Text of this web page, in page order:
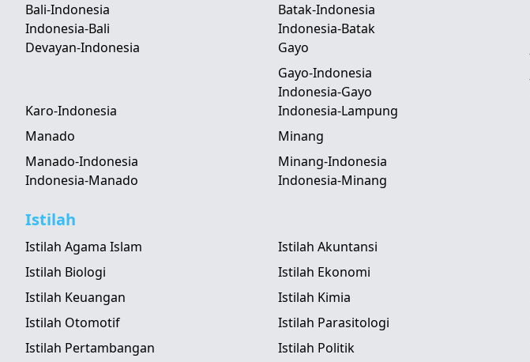
Bali-Indonesia
Indonesia-Bali
Batak-Indonesia
Indonesia-Batak
Devayan-Indonesia
Gayo
Gayo-Indonesia
Indonesia-Gayo
Karo-Indonesia Indonesia-Lampung
Manado
Manado-Indonesia
Indonesia-Manado
Minang
Minang-Indonesia
Indonesia-Minang
Istilah
Istilah Agama Islam Istilah Akuntansi
Istilah Biologi
Istilah Ekonomi
Istilah Keuangan
Istilah Kimia
Istilah Otomotif
Istilah Parasitologi
Istilah Pertambangan
Istilah Politik